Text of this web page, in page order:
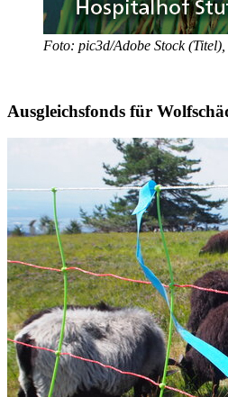
Foto: pic3d/Adobe Stock
Ausgleichsfonds für